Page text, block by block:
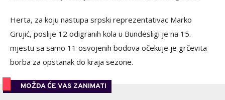
Herta, za koju nastupa srpski reprezentativac Marko
Grujić, poslije 12 odigranih kola u Bundesligi je na 15.
mjestu sa samo 11 osvojenih bodova očekuje je grčevita
borba za opstanak do kraja sezone.
MOŽDA ĆE VAS ZANIMATI